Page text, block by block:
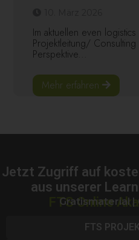
Im aktuellen even
Projektleitung/
Perspektive...
Mehr erfahren
Jetzt Zugriff auf
aus unserer
FTS Online
Gratismaterial |
FTS